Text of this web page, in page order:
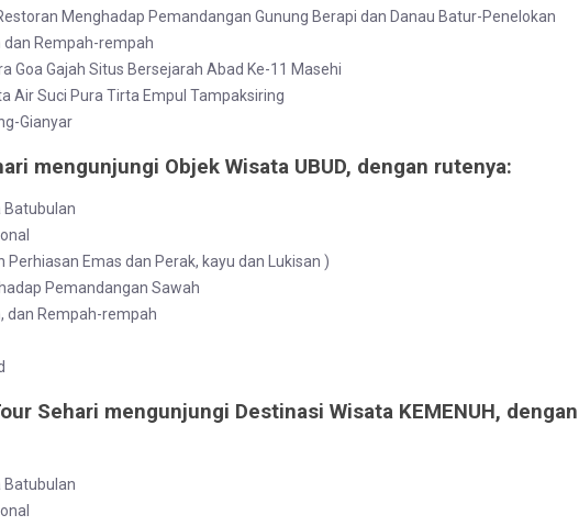
Menghadap Pemandangan Gunung Berapi dan Danau Batur-Penelokan
dan Rempah-rempah
Goa Gajah Situs Bersejarah Abad Ke-11 Masehi
Air Suci Pura Tirta Empul Tampaksiring
Gianyar
mengunjungi Objek Wisata UBUD, dengan rutenya:
Batubulan
Perhiasan Emas dan Perak, kayu dan Lukisan )
Pemandangan Sawah
dan Rempah-rempah
Sehari mengunjungi Destinasi Wisata KEMENUH, dengan
Batubulan